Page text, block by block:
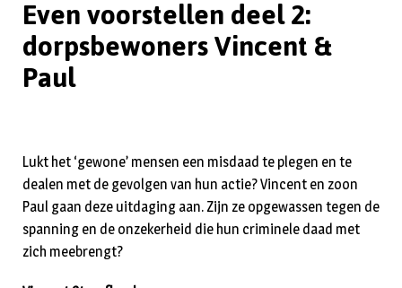
Even voorstellen deel 2:
dorpsbewoners Vincent &
Paul
Lukt het ‘gewone’ mensen een misdaad te plegen en te
dealen met de gevolgen van hun actie? Vincent en zoon
Paul gaan deze uitdaging aan. Zijn ze opgewassen tegen de
spanning en de onzekerheid die hun criminele daad met
zich meebrengt?